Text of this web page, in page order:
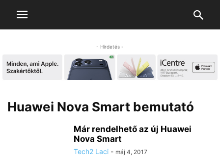
- Hirdetés -
Huawei Nova Smart bemutató
Már rendelhető az új Huawei
Nova Smart
Tech2 Laci - máj 4, 2017